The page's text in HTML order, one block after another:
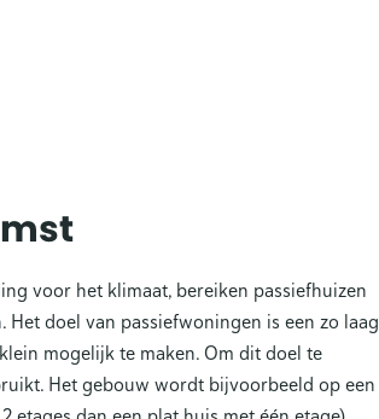
voor het klimaat, bereiken passiefhuizen
doel van passiefwoningen is een zo laag
mogelijk te maken. Om dit doel te
Het gebouw wordt bijvoorbeeld op een